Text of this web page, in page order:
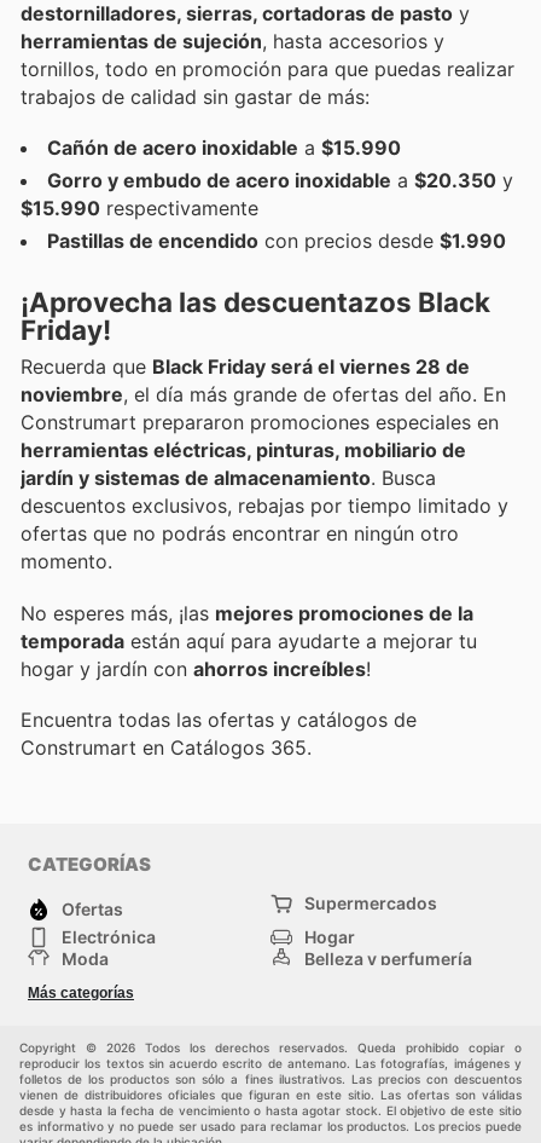
destornilladores, sierras, cortadoras de pasto y
herramientas de sujeción, hasta accesorios y
tornillos, todo en promoción para que puedas realizar
trabajos de calidad sin gastar de más:
Cañón de acero inoxidable a $15.990
Gorro y embudo de acero inoxidable a $20.350 y
$15.990 respectivamente
Pastillas de encendido con precios desde $1.990
¡Aprovecha las descuentazos Black
Friday!
Recuerda que Black Friday será el viernes 28 de
noviembre, el día más grande de ofertas del año. En
Construmart prepararon promociones especiales en
herramientas eléctricas, pinturas, mobiliario de
jardín y sistemas de almacenamiento. Busca
descuentos exclusivos, rebajas por tiempo limitado y
ofertas que no podrás encontrar en ningún otro
momento.
No esperes más, ¡las mejores promociones de la
temporada están aquí para ayudarte a mejorar tu
hogar y jardín con ahorros increíbles!
Encuentra todas las ofertas y catálogos de
Construmart en Catálogos 365.
CATEGORÍAS
Ofertas
Supermercados
Electrónica
Hogar
Moda
Belleza y perfumería
Deporte
Más categorías
Copyright © 2026 Todos los derechos reservados. Queda prohibido copiar o
reproducir los textos sin acuerdo escrito de antemano. Las fotografías, imágenes y
folletos de los productos son sólo a fines ilustrativos. Las precios con descuentos
vienen de distribuidores oficiales que figuran en este sitio. Las ofertas son válidas
desde y hasta la fecha de vencimiento o hasta agotar stock. El objetivo de este sitio
es informativo y no puede ser usado para reclamar los productos. Los precios puede